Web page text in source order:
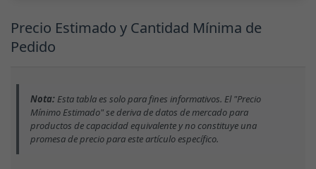
Precio Estimado y Cantidad Mínima de
Pedido
Nota:Esta tabla es solo para fines informativos. El "Precio
Mínimo Estimado" se deriva de datos de mercado para
productos de capacidad equivalente y no constituye una
promesa de precio para este artículo específico.